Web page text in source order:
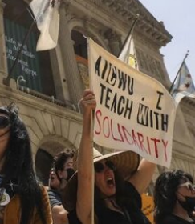
璃等材料，高达280英
，该馆也是古根海姆体系
计总成本超过10亿美元。
代以来的艺术作品，并自
不同于传统按时间顺序排
题划分为“抽象”、“流行
“叙事”等单元。根据新闻
众“按照自己的方式”与艺